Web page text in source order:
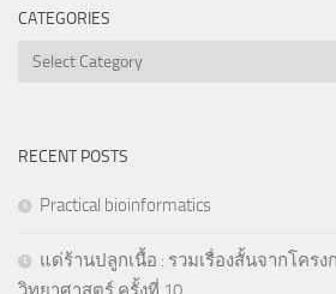
CATEGORIES
Categories
RECENT POSTS
Practical bioinformatics
แด่ร้านปลูกเนื้อ : รวมเรื่องสั้นจากโคร